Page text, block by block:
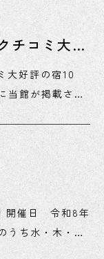
・お問い合わ
チコミ大好
大好評の宿10
当館が掲載され
768527/
うち水・木・
20:50 開催場